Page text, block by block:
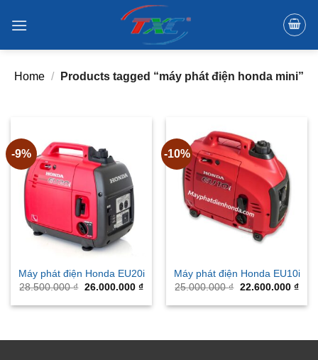
Home / Products tagged “máy phát điện honda mini”
-9%
Máy phát điện Honda EU20i
28.500.000₫ Original
was:
26.000.000 ₫Current
is:
-10%
Máy phát điện Honda EU10i
25.000.000₫ Original
was:
22.600.000 ₫
is: